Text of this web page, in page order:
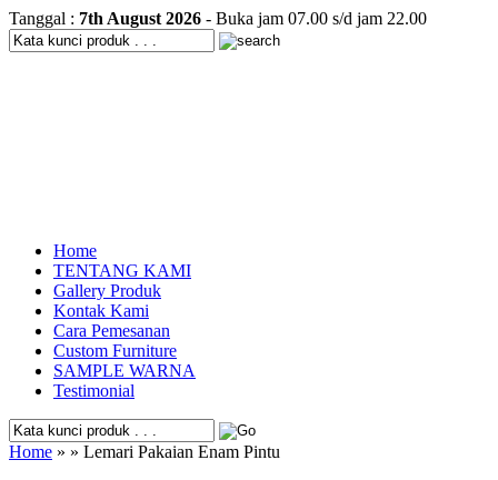
Tanggal : 7th August 2026 - Buka jam 07.00 s/d jam 22.00
Home
TENTANG KAMI
Gallery Produk
Kontak Kami
Cara Pemesanan
Custom Furniture
SAMPLE WARNA
Testimonial
Home » » Lemari Pakaian Enam Pintu